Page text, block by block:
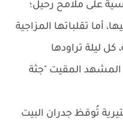
على ملامح رحيل؛
أما تقلباتها المزاجية
ليلة تراودها
المشهد المقيت "جثة
تُوقظ جدران البيت